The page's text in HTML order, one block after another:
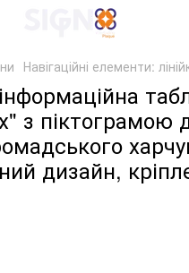
Навігаційні елементи:
з піктограмою
дизайн,